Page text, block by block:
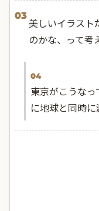
03
美しいイラスト
のかな、って考
04
東京がこうな
に地球と同時